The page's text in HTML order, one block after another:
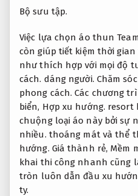
Bộ sưu tập.
Việc lựa chọn áo thun
còn giúp tiết kiệm thời
như thích hợp với mọi độ
cách. dáng người. Chăm
phong cách. Các chương
biển, Hợp xu hướng. resort
chuộng loại áo này bởi sự
nhiều. thoáng mát và thể
hướng. Giá thành rẻ, Mềm
khai thi công nhanh cũng
tròn luôn dẫn đầu xu
ty.